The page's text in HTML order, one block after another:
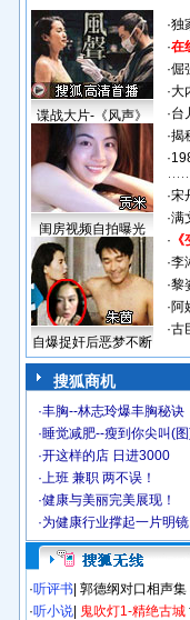
谍战大片-《风声》
闺房视频自拍曝光
自爆捉奸后恶梦不断
·独
·在
·倔
·大
·台
·揭
·
·宋
·满
·
·李
·黎
·阿
·古
搜狐商机
·丰胸--林志玲爆丰胸秘诀
·睡觉减肥--瘦到你尖叫(
·开这样的店 日进3000
·上班 兼职 两不误！
·健康与美丽完美展现！
·为健康行业撑起一片明镜
·听评书 郭德纲对口相声集
·听小说 鬼吹灯1-精绝古城